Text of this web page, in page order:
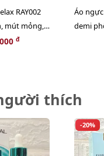
RAY002
mút mỏng,
sau size L
đ
Áo ngực
demi
không
thích
-20%